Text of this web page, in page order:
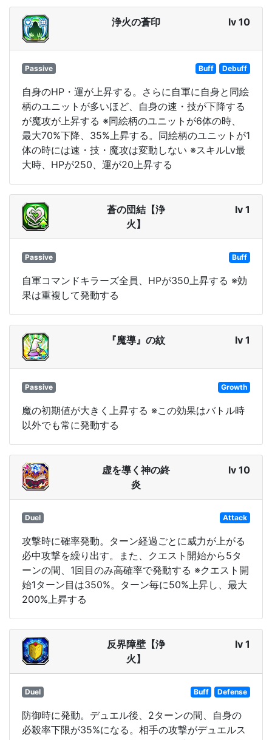
浄火の蒼印 lv 10
Passive Buff Debuff
自身のHP・運が上昇する。さらに自軍に自身と同絵
柄のユニットが多いほど、自身の速・技が下降する
が魔攻が上昇する ※同絵柄のユニットが6体の時、
最大70%下降、35%上昇する。同絵柄のユニットが1
体の時には速・技・魔攻は変動しない ※スキルLv最
大時、HPが250、運が20上昇する
蒼の団結【浄
火】
lv 1
Passive Buff
自軍コマンドキラーズ全員、HPが350上昇する ※効
果は重複して発動する
『魔導』の紋 lv 1
Passive Growth
魔の初期値が大きく上昇する ※この効果はバトル時
以外でも常に発動する
虚を導く神の終
炎
lv 10
Duel Attack
攻撃時に確率発動。ターン経過ごとに威力が上がる
必中攻撃を繰り出す。また、クエスト開始から5タ
ーンの間、1回目のみ高確率で発動する ※クエスト開
始1ターン目は350%。ターン毎に50%上昇し、最大
200%上昇する
反界障壁【浄
火】
lv 1
Duel Buff Defense
防御時に発動。デュエル後、2ターンの間、自身の
必殺率下限が35%になる。相手の攻撃がデュエルス